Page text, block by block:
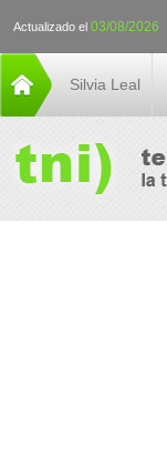
Actualizado el 03/08/2026
Silvia Leal